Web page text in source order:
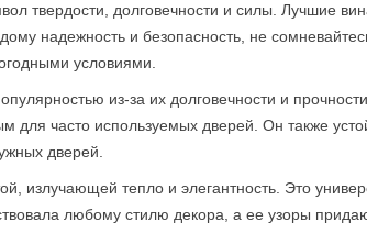
твердости, долговечности и силы. Лучшие
надежность и безопасность, не
условиями.
из-за их долговечности и
для часто используемых дверей. Он также
дверей.
излучающей тепло и элегантность. Это
любому стилю декора, а ее узоры